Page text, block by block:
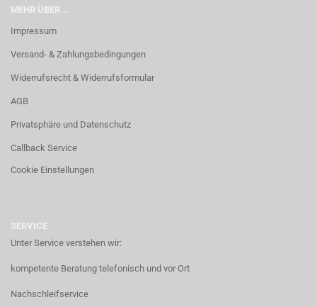
MEHR ÜBER...
Impressum
Versand- & Zahlungsbedingungen
Widerrufsrecht & Widerrufsformular
AGB
Privatsphäre und Datenschutz
Callback Service
Cookie Einstellungen
SERVICE
Unter Service verstehen wir:
kompetente Beratung telefonisch und vor Ort
Nachschleifservice